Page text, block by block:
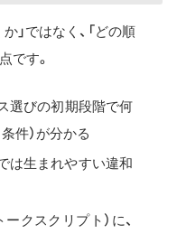
」ではなく、「どの順
です。
選びの初期段階で何
件）が分かる
は生まれやすい違和
クスクリプト）に、